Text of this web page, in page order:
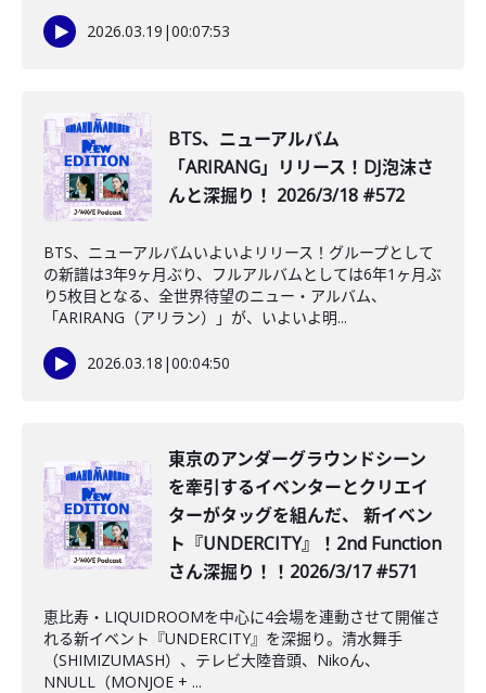
2026.03.19 |00:07:53
BTS、ニューアルバム
「ARIRANG」リリース！DJ泡沫さ
んと深掘り！ 2026/3/18 #572
BTS、ニューアルバムいよいよリリース！グループとして
の新譜は3年9ヶ月ぶり、フルアルバムとしては6年1ヶ月ぶ
り5枚目となる、全世界待望のニュー・アルバム、
「ARIRANG（アリラン）」が、いよいよ明...
2026.03.18 |00:04:50
東京のアンダーグラウンドシーン
を牽引するイベンターとクリエイ
ターがタッグを組んだ、 新イベン
ト『UNDERCITY』！2nd Function
さん深掘り！！2026/3/17 #571
恵比寿・LIQUIDROOMを中心に4会場を連動させて開催さ
れる新イベント『UNDERCITY』を深掘り。清水舞手
（SHIMIZUMASH）、テレビ大陸音頭、Nikoん、
NNULL（MONJOE + ...